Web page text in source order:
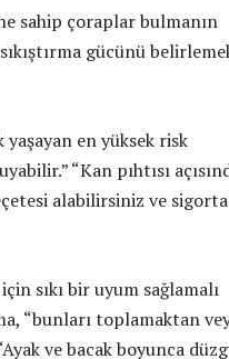
sahip çoraplar bulmanın
gücünü
yaşayan en yüksek risk
“Kan pıhtısı
alabilirsiniz ve sigorta
sıkı bir uyum sağlamalı
“bunları toplamaktan
ve bacak boyunca